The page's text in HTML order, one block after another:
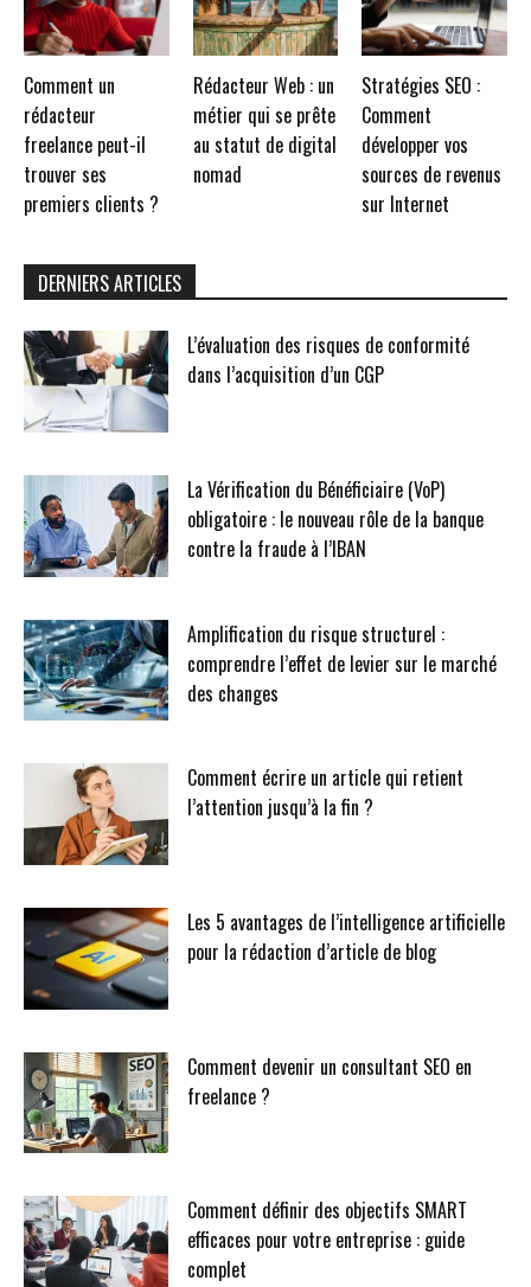
Comment un
rédacteur
freelance peut-il
trouver ses
premiers clients ?
Rédacteur Web : un
métier qui se prête
au statut de digital
nomad
Stratégies SEO :
Comment
développer vos
sources de revenus
sur Internet
DERNIERS ARTICLES
L’évaluation des risques de conformité
dans l’acquisition d’un CGP
La Vérification du Bénéficiaire (VoP)
obligatoire : le nouveau rôle de la banque
contre la fraude à l’IBAN
Amplification du risque structurel :
comprendre l’effet de levier sur le marché
des changes
Comment écrire un article qui retient
l’attention jusqu’à la fin ?
Les 5 avantages de l’intelligence artificielle
pour la rédaction d’article de blog
Comment devenir un consultant SEO en
freelance ?
Comment définir des objectifs SMART
efficaces pour votre entreprise : guide
complet